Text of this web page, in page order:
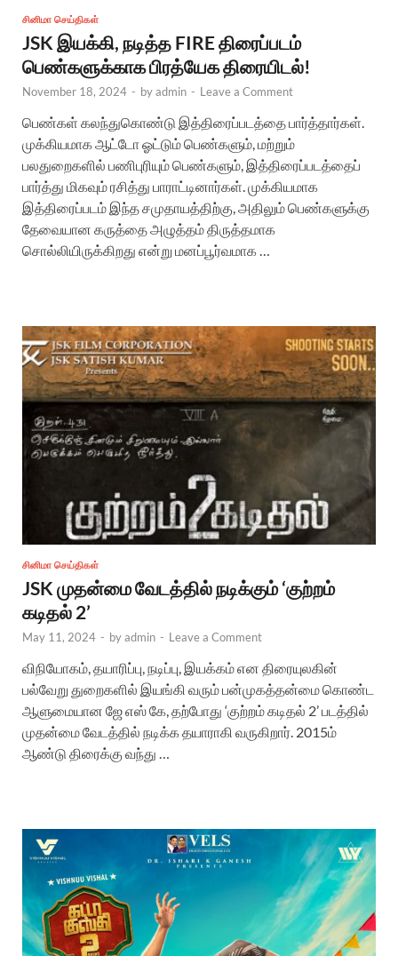
சினிமா செய்திகள்
JSK இயக்கி, நடித்த FIRE திரைப்படம்
பெண்களுக்காக பிரத்யேக திரையிடல்!
November 18, 2024 - byadmin - Leave a Comment
பெண்கள் கலந்துகொண்டு இத்திரைப்படத்தை பார்த்தார்கள்.
முக்கியமாக ஆட்டோ ஓட்டும் பெண்களும், மற்றும்
பலதுறைகளில் பணிபுரியும் பெண்களும், இத்திரைப்படத்தைப்
பார்த்து மிகவும் ரசித்து பாராட்டினார்கள். முக்கியமாக
இத்திரைப்படம் இந்த சமுதாயத்திற்கு, அதிலும் பெண்களுக்கு
தேவையான கருத்தை அழுத்தம் திருத்தமாக
சொல்லியிருக்கிறது என்று மனப்பூர்வமாக …
சினிமா செய்திகள்
JSK முதன்மை வேடத்தில் நடிக்கும் ‘குற்றம்
கடிதல் 2’
May 11, 2024 - byadmin - Leave a Comment
விநியோகம், தயாரிப்பு, நடிப்பு, இயக்கம் என திரையுலகின்
பல்வேறு துறைகளில் இயங்கி வரும் பன்முகத்தன்மை கொண்ட
ஆளுமையான‌ ஜே எஸ் கே, தற்போது ‘குற்றம் கடிதல் 2’ படத்தில்
முதன்மை வேடத்தில் நடிக்க தயாராகி வருகிறார். 2015ம்
ஆண்டு திரைக்கு வந்து …